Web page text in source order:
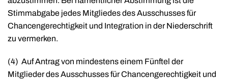
Stimmabgabe jedes Mitgliedes des Ausschusses für
Chancengerechtigkeit und Integration in der Niederschrift
zu vermerken.
(4) Auf Antrag von mindestens einem Fünftel der
Mitglieder des Ausschusses für Chancengerechtigkeit und